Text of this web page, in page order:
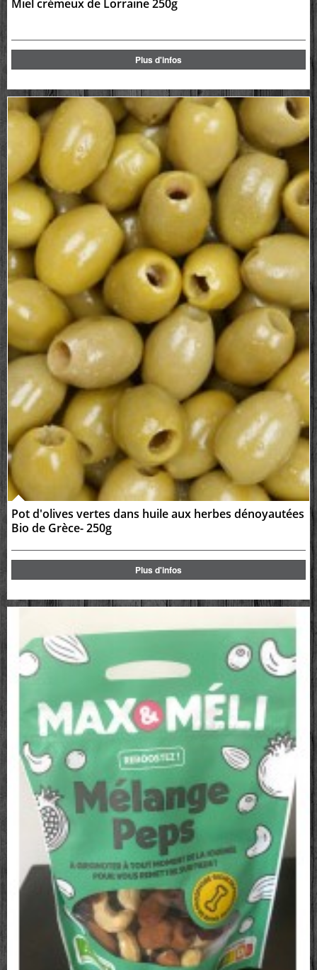
Miel crémeux de Lorraine 250g
Plus d'infos
Pot d'olives vertes dans huile aux herbes dénoyautées
Bio de Grèce- 250g
Plus d'infos